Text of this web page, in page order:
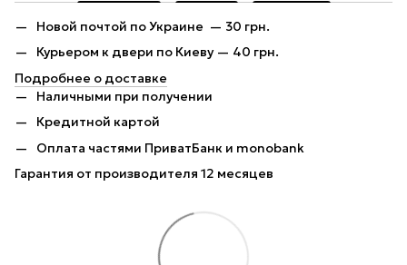
Новой почтой по Украине — 30 грн.
Курьером к двери по Киеву — 40 грн.
Подробнее о доставке
Наличными при получении
Кредитной картой
Оплата частями ПриватБанк и monobank
Гарантия от производителя 12 месяцев